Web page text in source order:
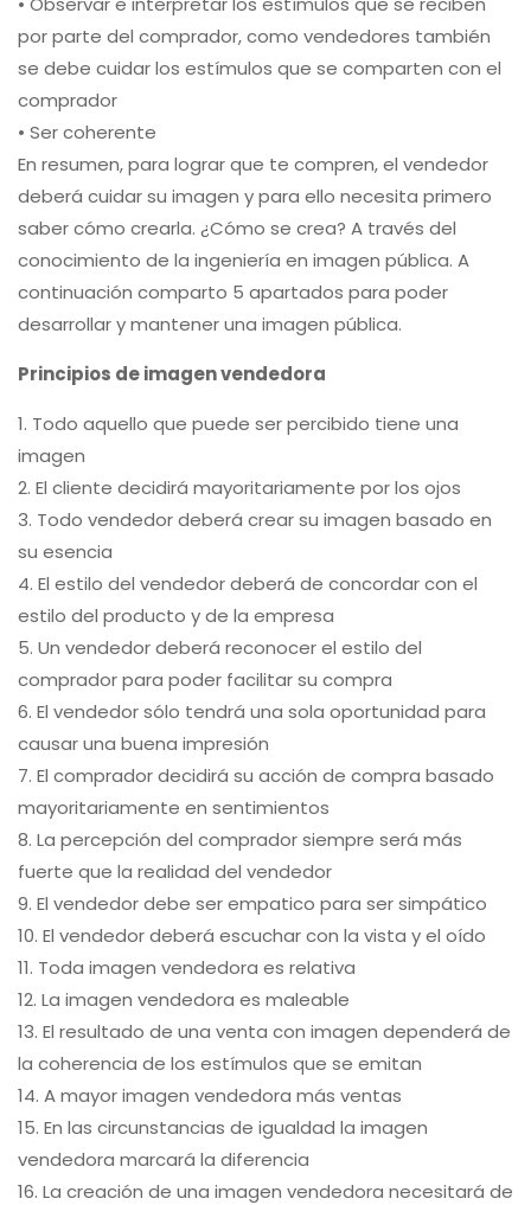
por parte del comprador, como vendedores también
se debe cuidar los estímulos que se comparten con el
comprador
• Ser coherente
En resumen, para lograr que te compren, el vendedor
deberá cuidar su imagen y para ello necesita primero
saber cómo crearla. ¿Cómo se crea? A través del
conocimiento de la ingeniería en imagen pública. A
continuación comparto 5 apartados para poder
desarrollar y mantener una imagen pública.
Principios de imagen vendedora
1. Todo aquello que puede ser percibido tiene una
imagen
2. El cliente decidirá mayoritariamente por los ojos
3. Todo vendedor deberá crear su imagen basado en
su esencia
4. El estilo del vendedor deberá de concordar con el
estilo del producto y de la empresa
5. Un vendedor deberá reconocer el estilo del
comprador para poder facilitar su compra
6. El vendedor sólo tendrá una sola oportunidad para
causar una buena impresión
7. El comprador decidirá su acción de compra basado
mayoritariamente en sentimientos
8. La percepción del comprador siempre será más
fuerte que la realidad del vendedor
9. El vendedor debe ser empatico para ser simpático
10. El vendedor deberá escuchar con la vista y el oído
11. Toda imagen vendedora es relativa
12. La imagen vendedora es maleable
13. El resultado de una venta con imagen dependerá de
la coherencia de los estímulos que se emitan
14. A mayor imagen vendedora más ventas
15. En las circunstancias de igualdad la imagen
vendedora marcará la diferencia
16. La creación de una imagen vendedora necesitará de